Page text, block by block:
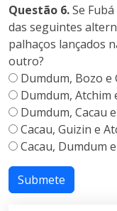
Questão 6.Se
das seguintes
palhaços lançados
outro?
Dumdum, Bozo e
Dumdum, Atchim
Dumdum, Cacau
Cacau, Guizin e
Cacau, Dumdum
Submete